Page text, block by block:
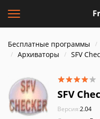
Бесплатные программы
Архиваторы
SFV
SFV
Версия:2.04